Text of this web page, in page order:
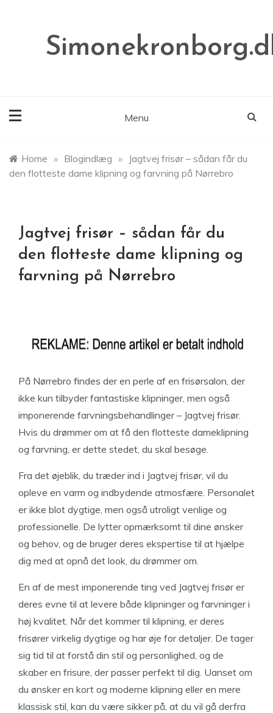
Menu
Home » Blogindlæg » Jagtvej frisør – sådan får du
den flotteste dame klipning og farvning på Nørrebro
Jagtvej frisør – sådan får du
den flotteste dame klipning og
farvning på Nørrebro
På Nørrebro findes der en perle af en frisørsalon, der
ikke kun tilbyder fantastiske klipninger, men også
imponerende farvningsbehandlinger – Jagtvej frisør.
Hvis du drømmer om at få den flotteste dameklipning
og farvning, er dette stedet, du skal besøge.
Fra det øjeblik, du træder ind i Jagtvej frisør, vil du
opleve en varm og indbydende atmosfære. Personalet
er ikke blot dygtige, men også utroligt venlige og
professionelle. De lytter opmærksomt til dine ønsker
og behov, og de bruger deres ekspertise til at hjælpe
dig med at opnå det look, du drømmer om.
En af de mest imponerende ting ved Jagtvej frisør er
deres evne til at levere både klipninger og farvninger i
høj kvalitet. Når det kommer til klipning, er deres
frisører virkelig dygtige og har øje for detaljer. De tager
sig tid til at forstå din stil og personlighed, og de
skaber en frisure, der passer perfekt til dig. Uanset om
du ønsker en kort og moderne klipning eller en mere
klassisk stil, kan du være sikker på, at du vil gå derfra